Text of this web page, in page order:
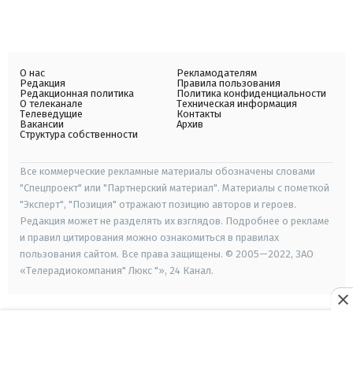
О нас
Редакция
Редакционная политика
О телеканале
Телеведущие
Вакансии
Структура собственности
Рекламодателям
Правила пользования
Политика конфиденциальности
Техническая информация
Контакты
Архив
Все коммерческие рекламные материалы обозначены словами
"Спецпроект" или "Партнерский материал". Материалы с пометкой
"Эксперт", "Позиция" отражают позицию авторов и героев.
Редакция может не разделять их взглядов. Подробнее о рекламе
и правил цитирования можно ознакомиться в правилах
пользования сайтом. Все права защищены. © 2005—2022, ЗАО
«Телерадиокомпания" Люкс "», 24 Канал.